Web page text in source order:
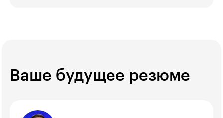
Ваше будущее резюме